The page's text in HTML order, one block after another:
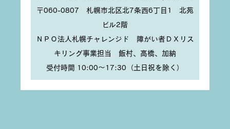
〒060-0807 札幌市北区北7条西6丁目1 北苑
ビル2階
ＮＰＯ法人札幌チャレンジド 障がい者ＤＸリス
キリング事業担当 飯村、高橋、加納
受付時間 10:00〜17:30（土日祝を除く）